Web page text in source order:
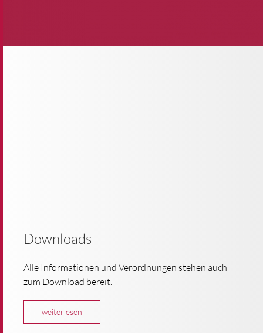
Downloads
Alle Informationen und Verordnungen stehen auch
zum Download bereit.
weiterlesen